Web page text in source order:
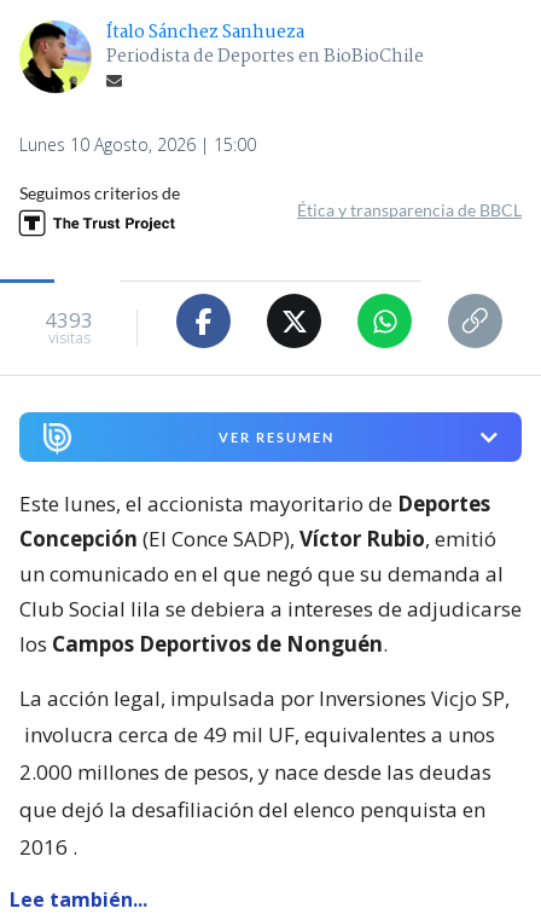
Ítalo Sánchez Sanhueza
Periodista de Deportes en BioBioChile
Lunes 10 Agosto, 2026 | 15:00
Seguimos criterios de
Ética y transparencia de BBCL
4393
visitas
VER RESUMEN
Este lunes, el accionista mayoritario de Deportes
Concepción (El Conce SADP), Víctor Rubio, emitió
un comunicado en el que negó que su demanda al
Club Social lila se debiera a intereses de adjudicarse
los Campos Deportivos de Nonguén.
La acción legal, impulsada por Inversiones Vicjo SP,
involucra cerca de 49 mil UF, equivalentes a unos
2.000 millones de pesos, y nace desde las deudas
que dejó la desafiliación del elenco penquista en
2016 .
Lee también...